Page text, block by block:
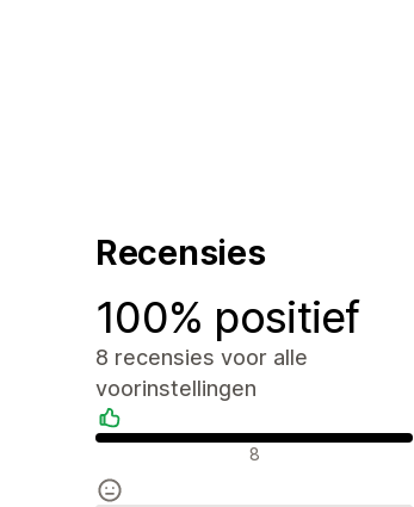
Recensies
100% positief
8 recensies voor alle
voorinstellingen
Positieve recensies
8